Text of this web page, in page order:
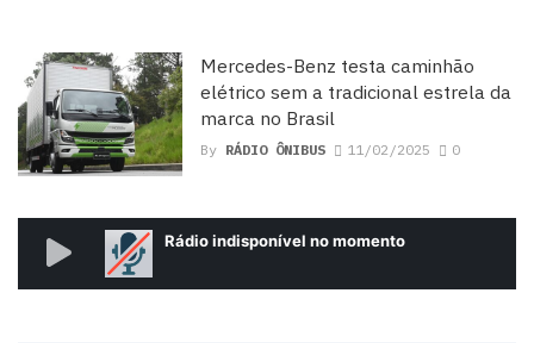
Mercedes-Benz testa caminhão
elétrico sem a tradicional estrela da
marca no Brasil
By RÁDIO ÔNIBUS 11/02/2025 0